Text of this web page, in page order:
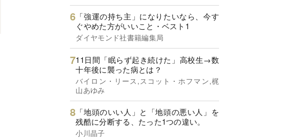
「強運の持ち主」になりたいなら、今す
ぐやめた方がいいこと・ベスト1
ダイヤモンド社書籍編集局
11日間「眠らず起き続けた」高校生→数
十年後に襲った病とは？
バイロン・リース,スコット・ホフマン,梶
山あゆみ
「地頭のいい人」と「地頭の悪い人」を
残酷に分断する、たった1つの違い。
小川晶子